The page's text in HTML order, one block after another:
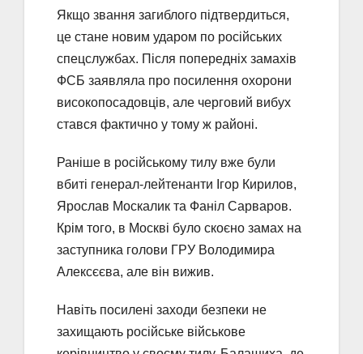
Якщо звання загиблого підтвердиться,
це стане новим ударом по російських
спецслужбах. Після попередніх замахів
ФСБ заявляла про посилення охорони
високопосадовців, але черговий вибух
стався фактично у тому ж районі.
Раніше в російському тилу вже були
вбиті генерал-лейтенанти Ігор Кирилов,
Ярослав Москалик та Фаніл Сарваров.
Крім того, в Москві було скоєно замах на
заступника голови ГРУ Володимира
Алексєєва, але він вижив.
Навіть посилені заходи безпеки не
захищають російське військове